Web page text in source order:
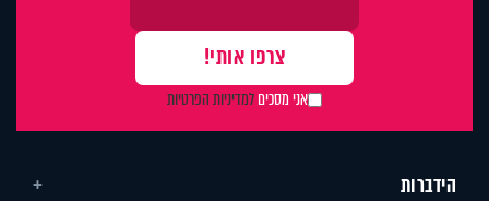
אני מסכיםלמדיניות הפרטיות
הידברות